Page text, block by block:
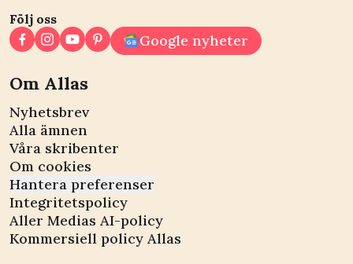
Följ oss
Google nyheter
Om Allas
Nyhetsbrev
Alla ämnen
Våra skribenter
Om cookies
Hantera preferenser
Integritetspolicy
Aller Medias AI-policy
Kommersiell policy Allas